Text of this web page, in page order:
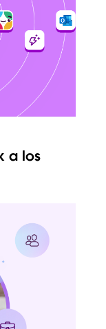
a los